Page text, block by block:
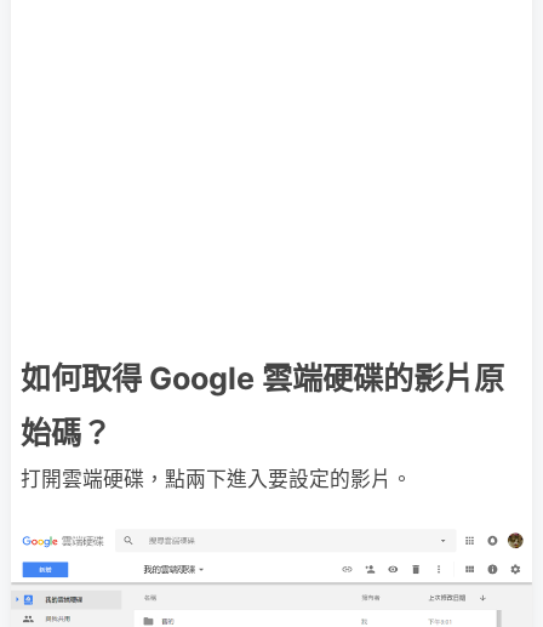
如何取得 Google 雲端硬碟的影片原
始碼？
打開雲端硬碟，點兩下進入要設定的影片。